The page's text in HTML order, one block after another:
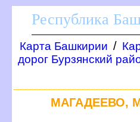
Республика
Карта Башкирии /
дорог Бурзянский
МАГАДЕЕВО,